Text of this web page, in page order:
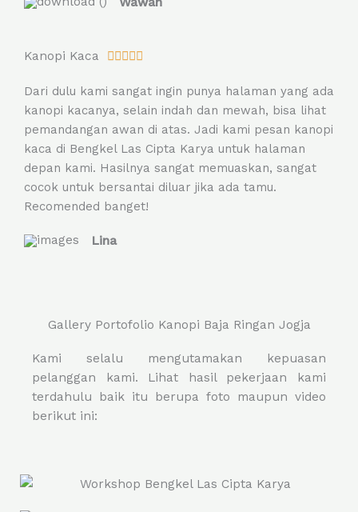
f
Kanopi Kaca 
t
e
d
5
o
u
t
Dari dulu kami sangat ingin punya halaman yang ada
kanopi kacanya, selain indah dan mewah, bisa lihat
pemandangan awan di atas. Jadi kami pesan kanopi
kaca di Bengkel Las Cipta Karya untuk halaman
depan kami. Hasilnya sangat memuaskan, sangat
cocok untuk bersantai diluar jika ada tamu.
Recomended banget!
Lina
Gallery Portofolio Kanopi Baja Ringan Jogja
Kami selalu mengutamakan kepuasan
pelanggan kami. Lihat hasil pekerjaan kami
terdahulu baik itu berupa foto maupun video
berikut ini: